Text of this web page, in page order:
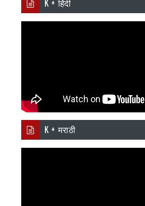
K + हिंदी
K + मराठी